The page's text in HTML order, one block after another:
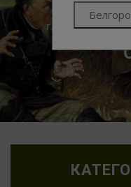
ГЛАВНАЯ